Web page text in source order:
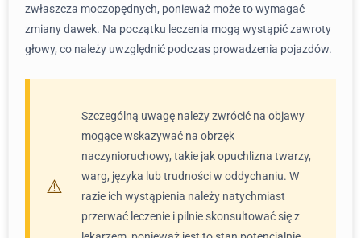
zwłaszcza moczopędnych, ponieważ może to wymagać
zmiany dawek. Na początku leczenia mogą wystąpić zawroty
głowy, co należy uwzględnić podczas prowadzenia pojazdów.
Szczególną uwagę należy zwrócić na objawy
mogące wskazywać na obrzęk
naczynioruchowy, takie jak opuchlizna twarzy,
warg, języka lub trudności w oddychaniu. W
razie ich wystąpienia należy natychmiast
przerwać leczenie i pilnie skonsultować się z